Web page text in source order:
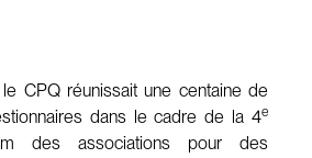
CPQ réunissait une centaine de
dans le cadre de la 4e
des associations pour des